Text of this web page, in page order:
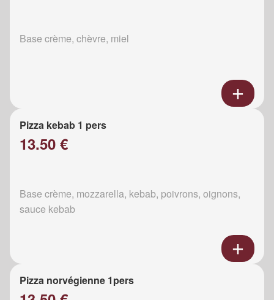
Base crème, chèvre, miel
Pizza kebab 1 pers
13.50 €
Base crème, mozzarella, kebab, poivrons, oignons,
sauce kebab
Pizza norvégienne 1pers